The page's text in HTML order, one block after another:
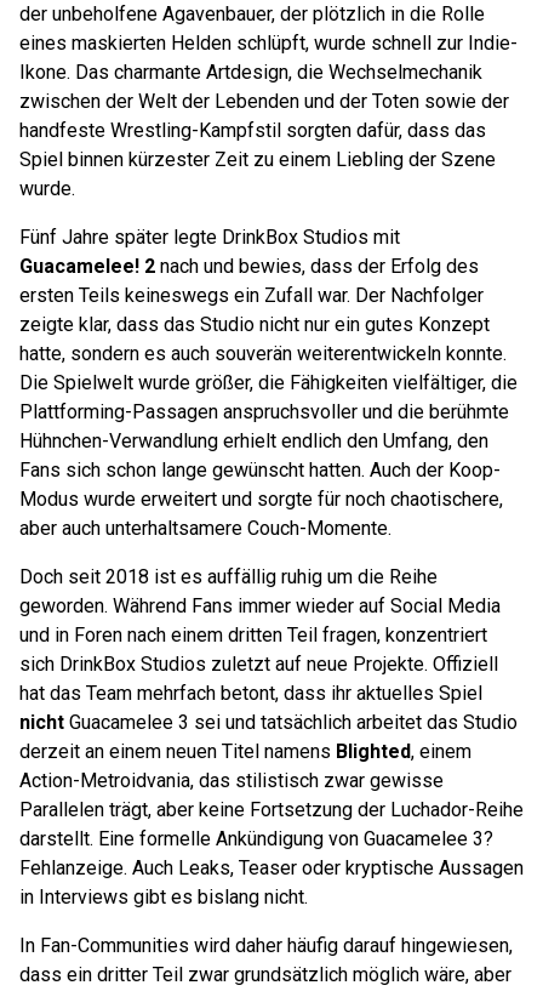
der unbeholfene Agavenbauer, der plötzlich in die Rolle
eines maskierten Helden schlüpft, wurde schnell zur Indie-
Ikone. Das charmante Artdesign, die Wechselmechanik
zwischen der Welt der Lebenden und der Toten sowie der
handfeste Wrestling-Kampfstil sorgten dafür, dass das
Spiel binnen kürzester Zeit zu einem Liebling der Szene
wurde.
Fünf Jahre später legte DrinkBox Studios mit
Guacamelee! 2 nach und bewies, dass der Erfolg des
ersten Teils keineswegs ein Zufall war. Der Nachfolger
zeigte klar, dass das Studio nicht nur ein gutes Konzept
hatte, sondern es auch souverän weiterentwickeln konnte.
Die Spielwelt wurde größer, die Fähigkeiten vielfältiger, die
Plattforming-Passagen anspruchsvoller und die berühmte
Hühnchen-Verwandlung erhielt endlich den Umfang, den
Fans sich schon lange gewünscht hatten. Auch der Koop-
Modus wurde erweitert und sorgte für noch chaotischere,
aber auch unterhaltsamere Couch-Momente.
Doch seit 2018 ist es auffällig ruhig um die Reihe
geworden. Während Fans immer wieder auf Social Media
und in Foren nach einem dritten Teil fragen, konzentriert
sich DrinkBox Studios zuletzt auf neue Projekte. Offiziell
hat das Team mehrfach betont, dass ihr aktuelles Spiel
nicht Guacamelee 3 sei und tatsächlich arbeitet das Studio
derzeit an einem neuen Titel namens Blighted, einem
Action-Metroidvania, das stilistisch zwar gewisse
Parallelen trägt, aber keine Fortsetzung der Luchador-Reihe
darstellt. Eine formelle Ankündigung von Guacamelee 3?
Fehlanzeige. Auch Leaks, Teaser oder kryptische Aussagen
in Interviews gibt es bislang nicht.
In Fan-Communities wird daher häufig darauf hingewiesen,
dass ein dritter Teil zwar grundsätzlich möglich wäre, aber